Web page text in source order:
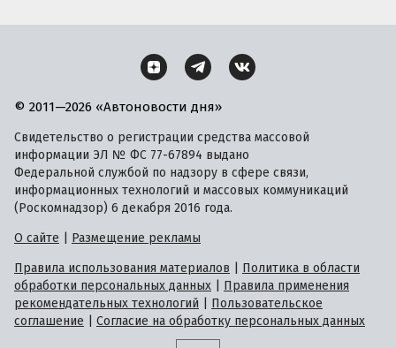
© 2011—2026 «Автоновости дня»
Свидетельство о регистрации средства массовой
информации ЭЛ № ФС 77-67894 выдано
Федеральной службой по надзору в сфере связи,
информационных технологий и массовых коммуникаций
(Роскомнадзор) 6 декабря 2016 года.
О сайте
Размещение рекламы
Правила использования материалов
Политика в области
обработки персональных данных
Правила применения
рекомендательных технологий
Пользовательское
соглашение
Согласие на обработку персональных данных